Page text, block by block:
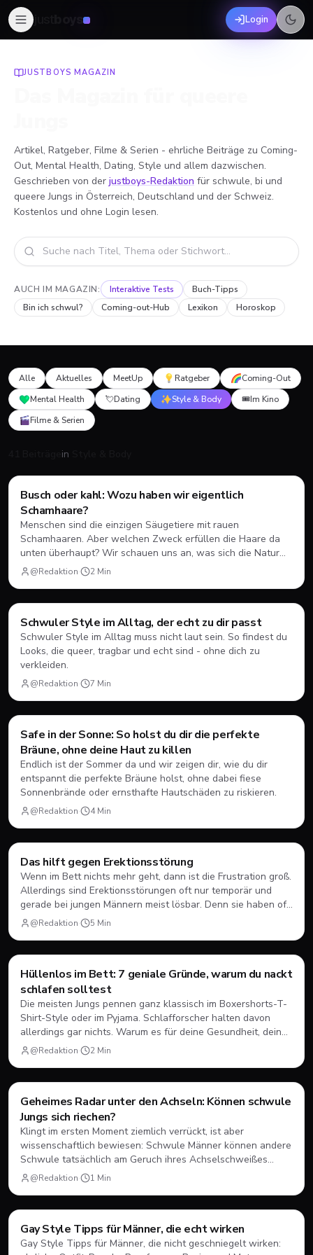
boys Login
JUSTBOYS MAGAZIN
Artikel, Ratgeber, Filme & Serien - ehrliche Beiträge zu Coming-
Out, Mental Health, Dating, Style und allem dazwischen.
Geschrieben von der justboys-Redaktion für schwule, bi und
queere Jungs in Österreich, Deutschland und der Schweiz.
Kostenlos und ohne Login lesen.
Im Magazin suchen
AUCH IM MAGAZIN: Interaktive Tests
Buch-Tipps
Bin ich schwul?
Coming-out-Hub Lexikon Horoskop
Alle Aktuelles MeetUp Ratgeber
Coming-Out
Mental Health
💘Dating Style & Body 🎟️Im Kino
Filme & Serien
in
Style & Body
Busch oder kahl: Wozu haben wir eigentlich
Schamhaare?
Menschen sind die einzigen Säugetiere mit rauen
Schamhaaren. Aber welchen Zweck erfüllen die Haare da
unten überhaupt? Wir schauen uns an, was sich die Natur
dabei gedacht hat und ob man sie heutzutage lieber rasieren
oder wachsen lassen sollte.
@Redaktion· 2 Min
Style & Body
Schwuler Style im Alltag, der echt zu dir passt
Schwuler Style im Alltag muss nicht laut sein. So findest du
Looks, die queer, tragbar und echt sind - ohne dich zu
verkleiden.
@Redaktion· 7 Min
Style & Body
Safe in der Sonne: So holst du dir die perfekte
Bräune, ohne deine Haut zu killen
Endlich ist der Sommer da und wir zeigen dir, wie du dir
entspannt die perfekte Bräune holst, ohne dabei fiese
Sonnenbrände oder ernsthafte Hautschäden zu riskieren.
@Redaktion· 4Min
Style & Body
Das hilft gegen Erektionsstörung
Wenn im Bett nichts mehr geht, dann ist die Frustration groß.
Allerdings sind Erektionsstörungen oft nur temporär und
gerade bei jungen Männern meist lösbar. Denn sie haben oft
psychische statt organische Ursachen.
@Redaktion· 5 Min
Style & Body
Hüllenlos im Bett: 7 geniale Gründe, warum du nackt
schlafen solltest
Die meisten Jungs pennen ganz klassisch im Boxershorts-T-
Shirt-Style oder im Pyjama. Schlafforscher halten davon
allerdings gar nichts. Warum es für deine Gesundheit, deine
Kumpel-Beziehung und sogar für deine Spermien verdammt
gut ist, wenn du ab jetzt im Adamskostüm schläfst, liest du
@Redaktion· 2 Min
Style & Body
Geheimes Radar unter den Achseln: Können schwule
Jungs sich riechen?
Klingt im ersten Moment ziemlich verrückt, ist aber
wissenschaftlich bewiesen: Schwule Männer können andere
Schwule tatsächlich am Geruch ihres Achselschweißes
erkennen. Wie dieses biologische Gay-Radar funktioniert
und warum du dein Deo trotzdem nicht wegschmeißen
@Redaktion· 1 Min
Style & Body
Gay Style Tipps für Männer, die echt wirken
Gay Style Tipps für Männer, die nicht geschniegelt wirken: